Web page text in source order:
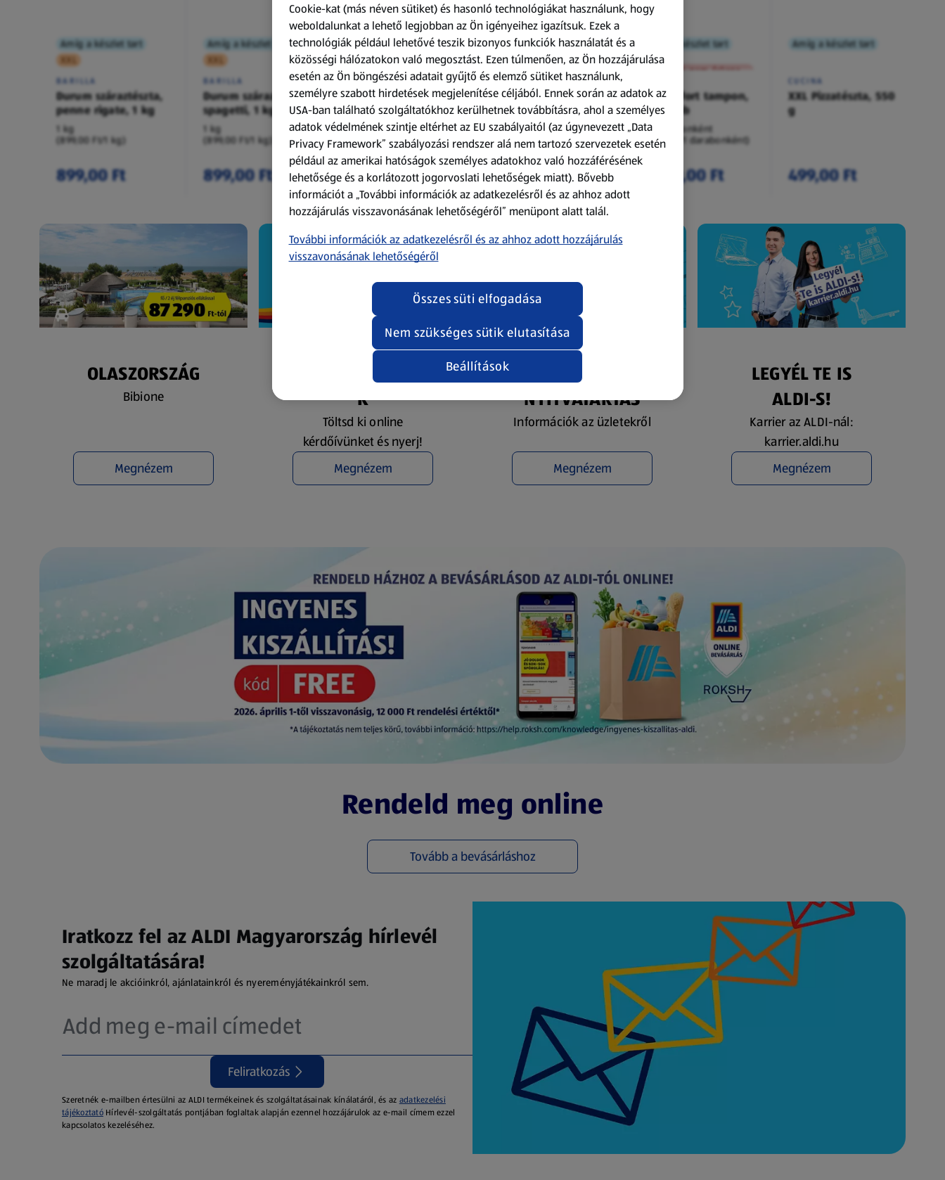
Amíg a készlet tart
XXL
BARILLA
Durum száraztészta,
penne rigate, 1 kg
1 kg
(899,00 Ft/1 kg)
899,00 Ft
Amíg a készlet tart
XXL
BARILLA
Durum száraztészta,
spagetti, 1 kg
1 kg
(899,00 Ft/1 kg)
899,00 Ft
Amíg a készlet tart
XXL
ACTIMEL
Actimel joghurtital, 8
palack
0,8 kg
(1 186,25 Ft/1 kg)
949,00 Ft
Amíg a készlet tart
XXL
O.B.
Procomfort tampon,
64 darab
64 darabonként
(59,36 Ft/1 darabonként)
3 799,00 Ft
Amíg a készlet tart
XXL
A termék nem érkezett meg!
Procomfort tampon,
54 darab
54 darabonként
(62,94 Ft/1 darabonként)
3 399,00 Ft
Amíg a készlet tart
CUCINA
XXL Pizzatészta, 550
g
499,00 Ft
OLASZORSZÁG
Bibione
Megnézem
NYEREMÉNYJÁTÉ
K
Töltsd ki online
kérdőívünket és nyerj!
Megnézem
ÜZLETKERESŐ ÉS
NYITVATARTÁS
Információk az üzletekről
Megnézem
LEGYÉL TE IS
ALDI-S!
Karrier az ALDI-nál:
karrier.aldi.hu
Megnézem
(új oldalon nyílik meg)
Rendeld meg online
Tovább a bevásárláshoz
(új oldalon nyílik meg)
Iratkozz fel az ALDI Magyarország hírlevél
szolgáltatására!
Ne maradj le akcióinkról, ajánlatainkról és nyereményjátékainkról sem.
Feliratkozás
Szeretnék e-mailben értesülni az ALDI termékeinek és szolgáltatásainak kínálatáról, és az adatkezelési
tájékoztatóHírlevél-szolgáltatás pontjában foglaltak alapján ezennel hozzájárulok az e-mail címem ezzel
kapcsolatos kezeléséhez.
Cookie-kat (más néven sütiket) és hasonló technológiákat használunk, hogy
weboldalunkat a lehető legjobban az Ön igényeihez igazítsuk. Ezek a
technológiák például lehetővé teszik bizonyos funkciók használatát és a
közösségi hálózatokon való megosztást. Ezen túlmenően, az Ön hozzájárulása
esetén az Ön böngészési adatait gyűjtő és elemző sütiket használunk,
személyre szabott hirdetések megjelenítése céljából. Ennek során az adatok az
USA-ban található szolgáltatókhoz kerülhetnek továbbításra, ahol a személyes
adatok védelmének szintje eltérhet az EU szabályaitól (az úgynevezett „Data
Privacy Framework” szabályozási rendszer alá nem tartozó szervezetek esetén
például az amerikai hatóságok személyes adatokhoz való hozzáférésének
lehetősége és a korlátozott jogorvoslati lehetőségek miatt). Bővebb
információt a „További információk az adatkezelésről és az ahhoz adott
hozzájárulás visszavonásának lehetőségéről” menüpont alatt talál.
További információk az adatkezelésről és az ahhoz adott hozzájárulás
visszavonásának lehetőségéről
Beállítások
Nem szükséges sütik elutasítása
Összes süti elfogadása